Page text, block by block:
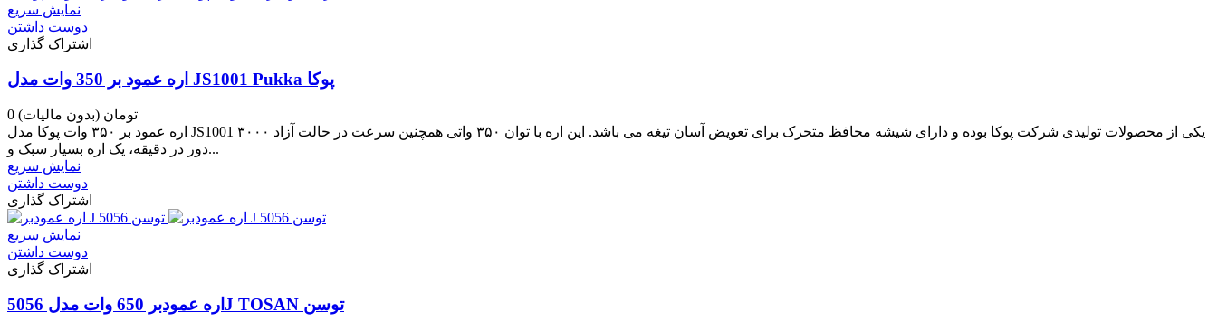
نمایش سریع
دوست داشتن
اشتراک گذاری
اره عمود بر 350 وات مدل JS1001 Pukka پوکا
0 تومان (بدون مالیات)
اره عمود بر ۳۵۰ وات پوکا مدل JS1001 یکی از محصولات تولیدی شرکت پوکا بوده و دارای شیشه محافظ متحرک برای تعویض آسان تیغه می باشد. این اره با توان ۳۵۰ واتی همچنین سرعت در حالت آزاد ۳۰۰۰
دور در دقیقه، یک اره بسیار سبک و...
نمایش سریع
دوست داشتن
اشتراک گذاری
نمایش سریع
دوست داشتن
اشتراک گذاری
اره عمودبر 650 وات مدل 5056J TOSAN توسن